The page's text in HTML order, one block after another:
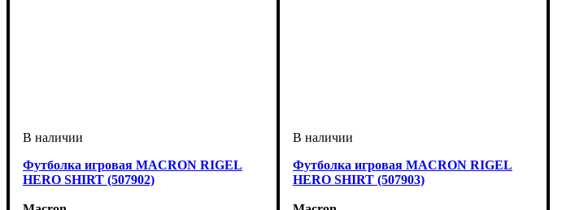
Футболка игровая MACRON RIGEL
HERO SHIRT (507902)
Футболка игровая MACRON RIGEL
HERO SHIRT (507903)